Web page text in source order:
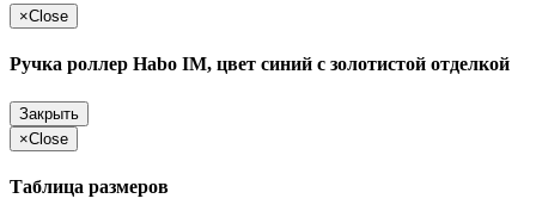
×Close
Ручка роллер Habo IM, цвет синий с золотистой отделкой
Закрыть
×Close
Таблица размеров